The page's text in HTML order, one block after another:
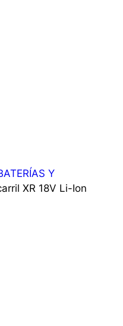
Y
XR 18V Li-Ion